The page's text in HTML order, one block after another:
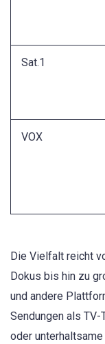
Sat.1
VOX
Die Vielfalt reicht
Dokus bis hin zu
und andere
Sendungen als
oder